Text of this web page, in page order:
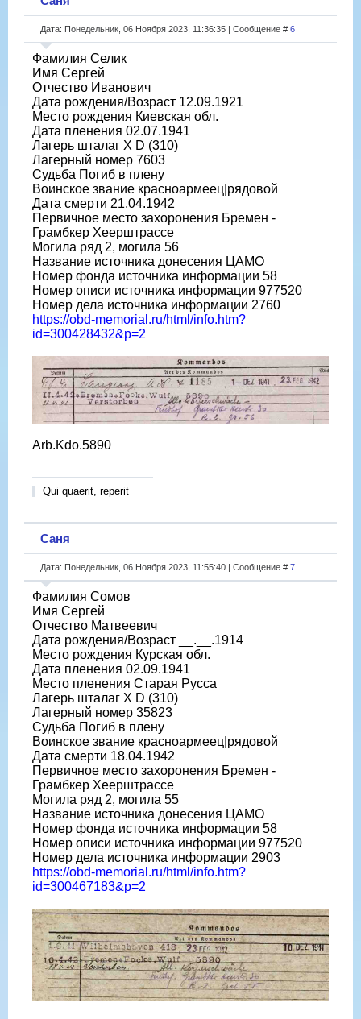
Дата: Понедельник, 06 Ноября 2023, 11:36:35 | Сообщение # 6
Фамилия Селик
Имя Сергей
Отчество Иванович
Дата рождения/Возраст 12.09.1921
Место рождения Киевская обл.
Дата пленения 02.07.1941
Лагерь шталаг X D (310)
Лагерный номер 7603
Судьба Погиб в плену
Воинское звание красноармеец|рядовой
Дата смерти 21.04.1942
Первичное место захоронения Бремен -
Грамбкер Хеерштрассе
Могила ряд 2, могила 56
Название источника донесения ЦАМО
Номер фонда источника информации 58
Номер описи источника информации 977520
Номер дела источника информации 2760
https://obd-memorial.ru/html/info.htm?
id=300428432&p=2
Arb.Kdo.5890
Qui quaerit, reperit
Саня
Дата: Понедельник, 06 Ноября 2023, 11:55:40 | Сообщение # 7
Фамилия Сомов
Имя Сергей
Отчество Матвеевич
Дата рождения/Возраст __.__.1914
Место рождения Курская обл.
Дата пленения 02.09.1941
Место пленения Старая Русса
Лагерь шталаг X D (310)
Лагерный номер 35823
Судьба Погиб в плену
Воинское звание красноармеец|рядовой
Дата смерти 18.04.1942
Первичное место захоронения Бремен -
Грамбкер Хеерштрассе
Могила ряд 2, могила 55
Название источника донесения ЦАМО
Номер фонда источника информации 58
Номер описи источника информации 977520
Номер дела источника информации 2903
https://obd-memorial.ru/html/info.htm?
id=300467183&p=2